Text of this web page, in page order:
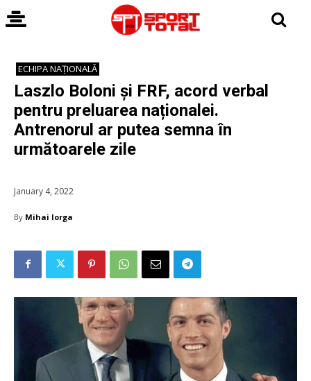
ECHIPA NAȚIONALĂ
Laszlo Boloni și FRF, acord verbal
pentru preluarea naționalei.
Antrenorul ar putea semna în
următoarele zile
January 4, 2022
By Mihai Iorga